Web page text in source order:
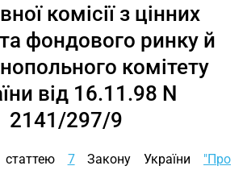
комісії з цінних
фондового ринку й
комітету
від 16.11.98 N
2141/297/9
7Закону України "Про